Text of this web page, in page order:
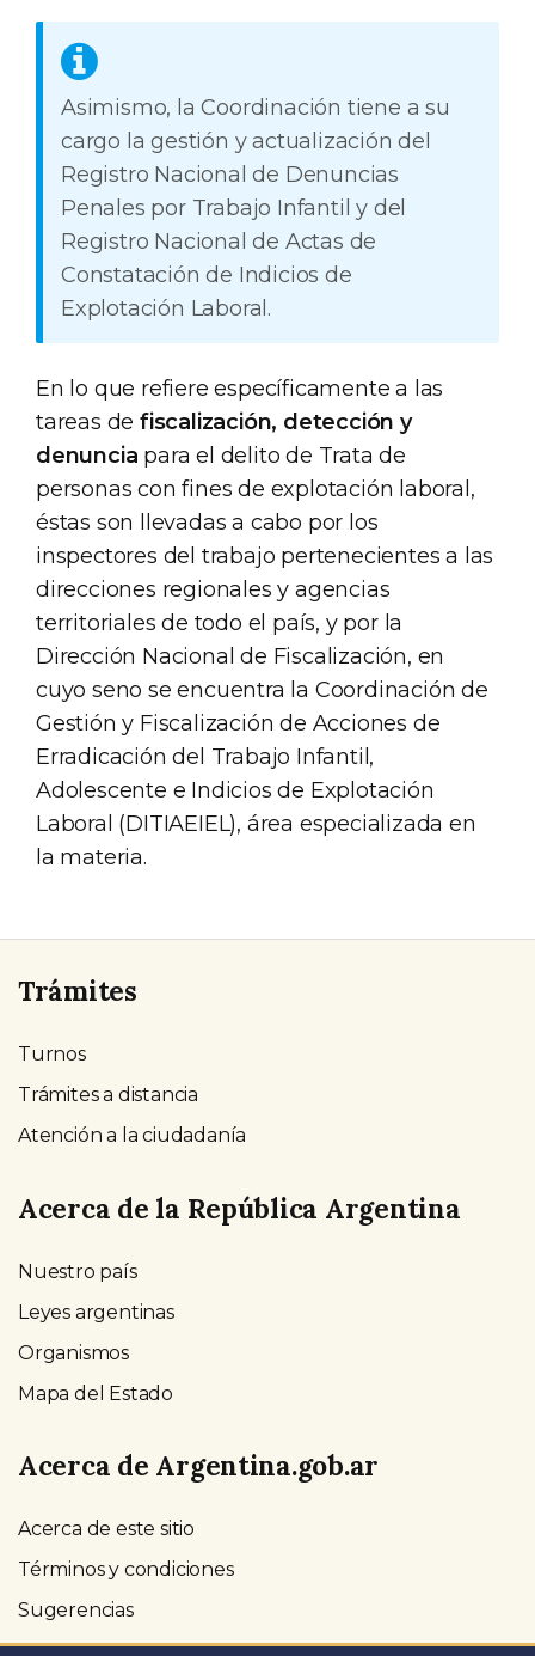
Asimismo, la Coordinación tiene a su
cargo la gestión y actualización del
Registro Nacional de Denuncias
Penales por Trabajo Infantil y del
Registro Nacional de Actas de
Constatación de Indicios de
Explotación Laboral.
En lo que refiere específicamente a las
tareas defiscalización, detección y
denuncia para el delito de Trata de
personas con fines de explotación laboral,
éstas son llevadas a cabo por los
inspectores del trabajo pertenecientes a las
direcciones regionales y agencias
territoriales de todo el país, y por la
Dirección Nacional de Fiscalización, en
cuyo seno se encuentra la Coordinación de
Gestión y Fiscalización de Acciones de
Erradicación del Trabajo Infantil,
Adolescente e Indicios de Explotación
Laboral (DITIAEIEL), área especializada en
la materia.
Trámites
Turnos
Trámites a distancia
Atención a la ciudadanía
Acerca de la República Argentina
Nuestro país
Leyes argentinas
Organismos
Mapa del Estado
Acerca de Argentina.gob.ar
Acerca de este sitio
Términos y condiciones
Sugerencias